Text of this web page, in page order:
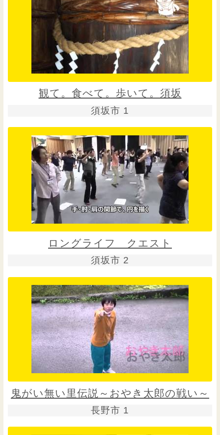
観て。食べて。歩いて。須坂
須坂市 1
ロングライフ クエスト
須坂市 2
鬼がい無い里伝説～おやき太郎の戦い～
長野市 1